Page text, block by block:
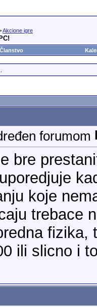
Akcione igre
Članstvo
bre
koje
trebace
fizika,
ili slicno i